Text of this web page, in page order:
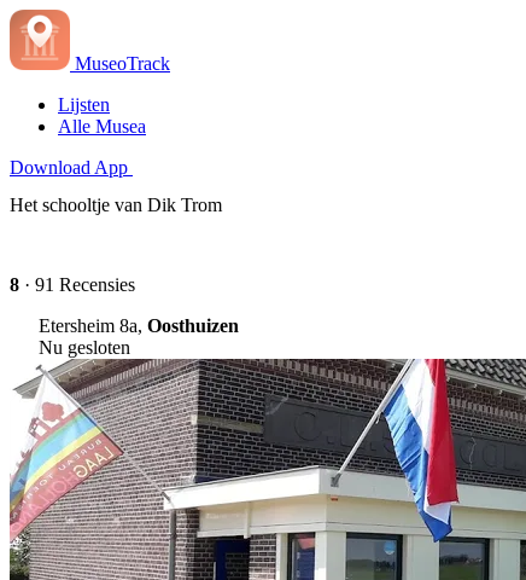
MuseoTrack
Lijsten
Alle Musea
Download App
Het schooltje van Dik Trom
8 · 91 Recensies
Etersheim 8a, Oosthuizen
Nu gesloten